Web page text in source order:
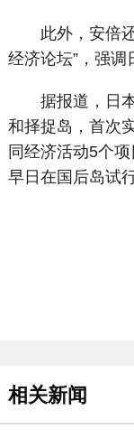
此外，安倍还
经济论坛”，强调
据报道，日本
和择捉岛，首次
同经济活动5个
早日在国后岛试
相关新闻